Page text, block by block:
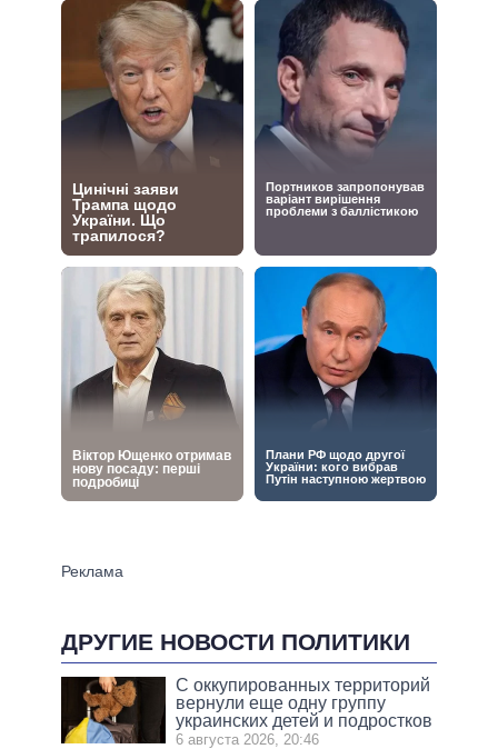
ДРУГИЕ НОВОСТИ ПОЛИТИКИ
С оккупированных территорий
вернули еще одну группу
украинских детей и подростков
6 августа 2026, 20:46